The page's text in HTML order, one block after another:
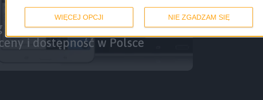
WIĘCEJ OPCJI NIE ZGADZAM SIĘ
TabPRO i NotePRO –
i dostępność w Polsce